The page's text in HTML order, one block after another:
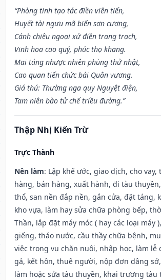
“Phòng tinh tạo tác điền viên tiến,
Huyết tài ngưu mã biến sơn cương,
Cánh chiêu ngoại xứ điền trang trạch,
Vinh hoa cao quý, phúc thọ khang.
Mai táng nhược nhiên phùng thử nhật,
Cao quan tiến chức bái Quân vương.
Giá thú: Thường nga quy Nguyệt điện,
Tam niên bào tử chế triều đường.”
Thập Nhị Kiến Trừ
Trực Thành
Nên làm: Lập khế ước, giao dịch, cho vay,
hàng, bán hàng, xuất hành, đi tàu
thổ, san nền đắp nền, gắn cửa, đặt táng,
kho vựa, làm hay sửa chữa phòng bếp,
Thần, lắp đặt máy móc ( hay các loại máy
giếng, tháo nước, cầu thầy chữa bệnh,
việc trong vụ chăn nuôi, nhập học, làm lễ
gả, kết hôn, thuê người, nộp đơn dâng
làm hoặc sửa tàu thuyền, khai trương tàu